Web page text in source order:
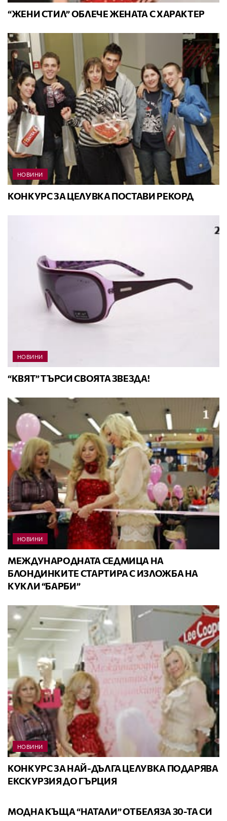
“ЖЕНИ СТИЛ” ОБЛЕЧЕ ЖЕНАТА С ХАРАКТЕР
НОВИНИ
КОНКУРС ЗА ЦЕЛУВКА ПОСТАВИ РЕКОРД
НОВИНИ
“КВЯТ” ТЪРСИ СВОЯТА ЗВЕЗДА!
НОВИНИ
МЕЖДУНАРОДНАТА СЕДМИЦА НА
БЛОНДИНКИТЕ СТАРТИРА С ИЗЛОЖБА НА
КУКЛИ “БАРБИ”
НОВИНИ
КОНКУРС ЗА НАЙ-ДЪЛГА ЦЕЛУВКА ПОДАРЯВА
ЕКСКУРЗИЯ ДО ГЪРЦИЯ
МОДНА КЪЩА “НАТАЛИ” ОТБЕЛЯЗА 30-ТА СИ